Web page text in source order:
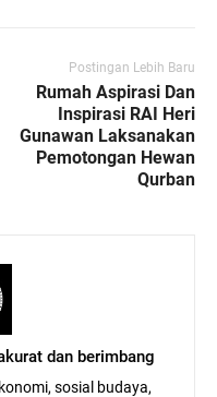
Postingan Lebih Baru
Rumah Aspirasi Dan
Inspirasi RAI Heri
Gunawan Laksanakan
Pemotongan Hewan
Qurban
dan berimbang
sosial budaya,